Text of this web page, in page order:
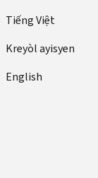
Tiếng Việt
Kreyòl ayisyen
English